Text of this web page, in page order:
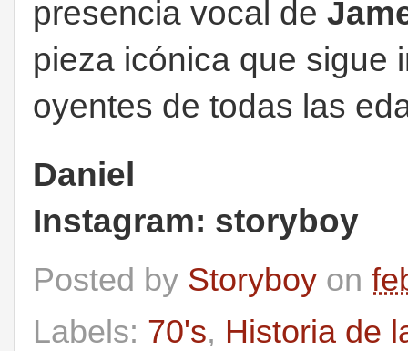
presencia vocal de
pieza icónica que sigue
oyentes de todas las
Daniel
Instagram: storyboy
Posted by Storyboy on
Labels: 70's, Historia de